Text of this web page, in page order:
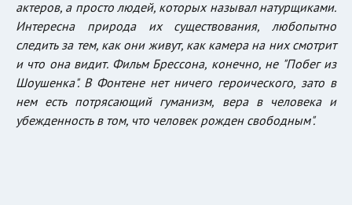
актеров, а просто людей, которых называл натурщиками.
Интересна природа их существования, любопытно
следить за тем, как они живут, как камера на них смотрит
и что она видит. Фильм Брессона, конечно, не "Побег из
Шоушенка". В Фонтене нет ничего героического, зато в
нем есть потрясающий гуманизм, вера в человека и
убежденность в том, что человек рожден свободным".